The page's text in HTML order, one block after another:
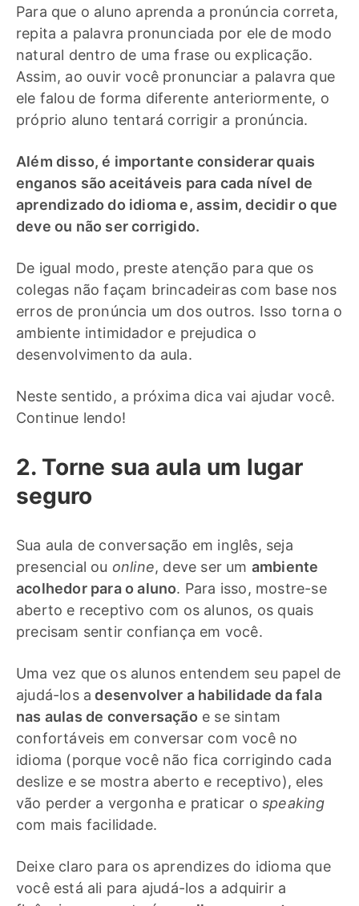
Para que o aluno aprenda a pronúncia correta,
repita a palavra pronunciada por ele de modo
natural dentro de uma frase ou explicação.
Assim, ao ouvir você pronunciar a palavra que
ele falou de forma diferente anteriormente, o
próprio aluno tentará corrigir a pronúncia.
Além disso, é importante considerar quais
enganos são aceitáveis para cada nível de
aprendizado do idioma e, assim, decidir o que
deve ou não ser corrigido.
De igual modo, preste atenção para que os
colegas não façam brincadeiras com base nos
erros de pronúncia um dos outros. Isso torna o
ambiente intimidador e prejudica o
desenvolvimento da aula.
Neste sentido, a próxima dica vai ajudar você.
Continue lendo!
2. Torne sua aula um lugar
seguro
Sua aula de conversação em inglês, seja
presencial ou online, deve ser um ambiente
acolhedor para o aluno. Para isso, mostre-se
aberto e receptivo com os alunos, os quais
precisam sentir confiança em você.
Uma vez que os alunos entendem seu papel de
ajudá-los a desenvolver a habilidade da fala
nas aulas de conversação e se sintam
confortáveis em conversar com você no
idioma (porque você não fica corrigindo cada
deslize e se mostra aberto e receptivo), eles
vão perder a vergonha e praticar ospeaking
com mais facilidade.
Deixe claro para os aprendizes do idioma que
você está ali para ajudá-los a adquirir a